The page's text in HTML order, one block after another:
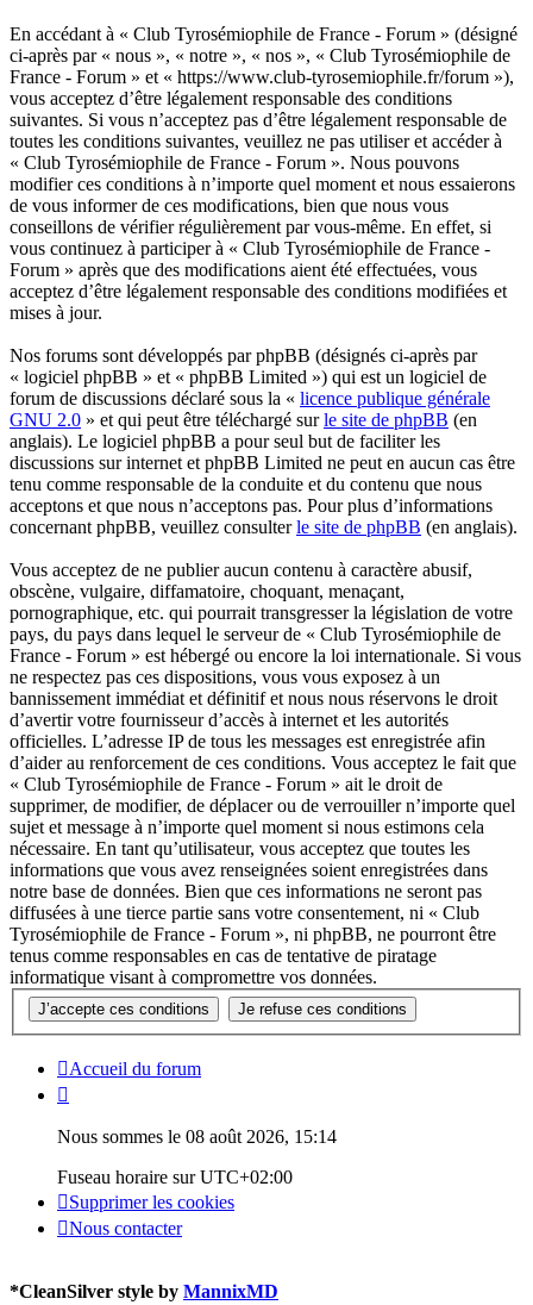
En accédant à « Club Tyrosémiophile de France - Forum » (désigné
ci-après par « nous », « notre », « nos », « Club Tyrosémiophile de
France - Forum » et « https://www.club-tyrosemiophile.fr/forum »),
vous acceptez d’être légalement responsable des conditions
suivantes. Si vous n’acceptez pas d’être légalement responsable de
toutes les conditions suivantes, veuillez ne pas utiliser et accéder à
« Club Tyrosémiophile de France - Forum ». Nous pouvons
modifier ces conditions à n’importe quel moment et nous essaierons
de vous informer de ces modifications, bien que nous vous
conseillons de vérifier régulièrement par vous-même. En effet, si
vous continuez à participer à « Club Tyrosémiophile de France -
Forum » après que des modifications aient été effectuées, vous
acceptez d’être légalement responsable des conditions modifiées et
mises à jour.
Nos forums sont développés par phpBB (désignés ci-après par
« logiciel phpBB » et « phpBB Limited ») qui est un logiciel de
forum de discussions déclaré sous la « licence publique générale
GNU 2.0 » et qui peut être téléchargé surle site de phpBB (en
anglais). Le logiciel phpBB a pour seul but de faciliter les
discussions sur internet et phpBB Limited ne peut en aucun cas être
tenu comme responsable de la conduite et du contenu que nous
acceptons et que nous n’acceptons pas. Pour plus d’informations
concernant phpBB, veuillez consulterle site de phpBB (en anglais).
Vous acceptez de ne publier aucun contenu à caractère abusif,
obscène, vulgaire, diffamatoire, choquant, menaçant,
pornographique, etc. qui pourrait transgresser la législation de votre
pays, du pays dans lequel le serveur de « Club Tyrosémiophile de
France - Forum » est hébergé ou encore la loi internationale. Si vous
ne respectez pas ces dispositions, vous vous exposez à un
bannissement immédiat et définitif et nous nous réservons le droit
d’avertir votre fournisseur d’accès à internet et les autorités
officielles. L’adresse IP de tous les messages est enregistrée afin
d’aider au renforcement de ces conditions. Vous acceptez le fait que
« Club Tyrosémiophile de France - Forum » ait le droit de
supprimer, de modifier, de déplacer ou de verrouiller n’importe quel
sujet et message à n’importe quel moment si nous estimons cela
nécessaire. En tant qu’utilisateur, vous acceptez que toutes les
informations que vous avez renseignées soient enregistrées dans
notre base de données. Bien que ces informations ne seront pas
diffusées à une tierce partie sans votre consentement, ni « Club
Tyrosémiophile de France - Forum », ni phpBB, ne pourront être
tenus comme responsables en cas de tentative de piratage
informatique visant à compromettre vos données.
Accueil du forum
Nous sommes le 08 août 2026, 15:14
Fuseau horaire surUTC+02:00
Supprimer les cookies
Nous contacter
*CleanSilver style by MannixMD